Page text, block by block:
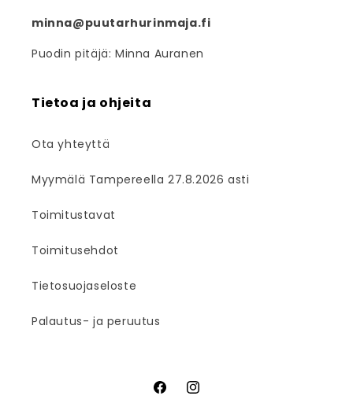
minna@puutarhurinmaja.fi
Puodin pitäjä: Minna Auranen
Tietoa ja ohjeita
Ota yhteyttä
Myymälä Tampereella 27.8.2026 asti
Toimitustavat
Toimitusehdot
Tietosuojaseloste
Palautus- ja peruutus
FacebookInstagram